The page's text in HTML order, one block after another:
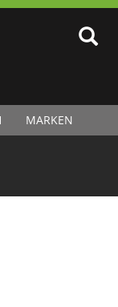
MARKEN